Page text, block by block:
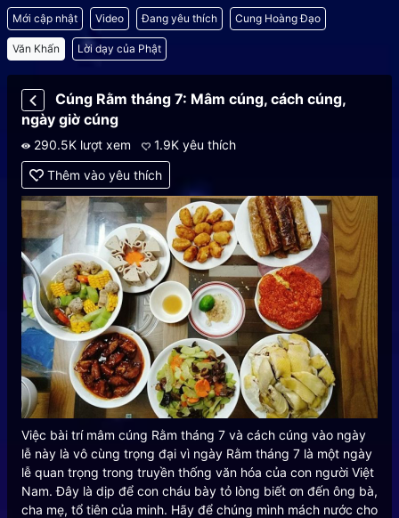
Mới cập nhật Video Đang yêu thích Cung Hoàng Đạo
Văn Khấn Lời dạy của Phật
Cúng Rằm tháng 7: Mâm cúng, cách cúng,
ngày giờ cúng
290.5K lượt xem
1.9K yêu thích
Thêm vào yêu thích
Việc bài trí mâm cúng Rằm tháng 7 và cách cúng vào ngày
lễ này là vô cùng trọng đại vì ngày Rằm tháng 7 là một ngày
lễ quan trọng trong truyền thống văn hóa của con người Việt
Nam. Đây là dịp để con cháu bày tỏ lòng biết ơn đến ông bà,
cha mẹ, tổ tiên của minh. Hãy để chúng mình mách nước cho